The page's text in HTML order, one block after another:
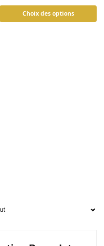
Choix des options